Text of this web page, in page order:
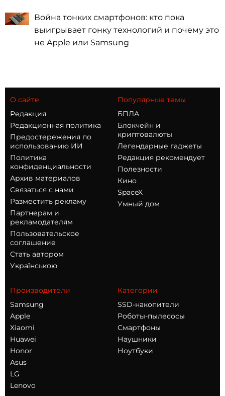
Война тонких смартфонов: кто пока
выигрывает гонку технологий и почему это
не Apple или Samsung
О сайте
Редакция
Редакционная политика
Предостережения по
использованию ИИ
Политика
конфиденциальности
Архив материалов
Связаться с нами
Разместить рекламу
Партнерам и
рекламодателям
Пользовательское
соглашение
Стать автором
Українською
Популярные темы
БПЛА
Блокчейн и
криптовалюты
Легендарные гаджеты
Редакция рекомендует
Полезности
Кино
SpaceX
Умный дом
Производители
Samsung
Apple
Xiaomi
Huawei
Honor
Asus
LG
Lenovo
Категории
SSD-накопители
Роботы-пылесосы
Смартфоны
Наушники
Ноутбуки